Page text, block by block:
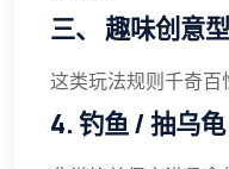
三、 趣味创意
这类玩法规则千奇百
4. 钓鱼 / 抽乌龟